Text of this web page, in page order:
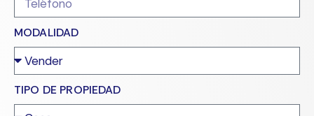
MODALIDAD
TIPO DE PROPIEDAD